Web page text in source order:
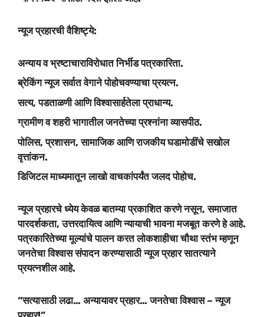
न्यूज प्रहारची वैशिष्ट्ये:
अन्याय व भ्रष्टाचाराविरोधात निर्भीड पत्रकारिता.
ब्रेकिंग न्यूज सर्वात वेगाने पोहोचवण्याचा प्रयत्न.
सत्य, पडताळणी आणि विश्वासार्हतेला प्राधान्य.
ग्रामीण व शहरी भागातील जनतेच्या प्रश्नांना व्यासपीठ.
पोलिस, प्रशासन, सामाजिक आणि राजकीय घडामोडींचे सखोल
वृत्तांकन.
डिजिटल माध्यमातून लाखो वाचकांपर्यंत जलद पोहोच.
न्यूज प्रहारचे ध्येय केवळ बातम्या प्रकाशित करणे नसून, समाजात
पारदर्शकता, उत्तरदायित्व आणि न्यायाची भावना मजबूत करणे हे आहे.
पत्रकारितेच्या मूल्यांचे पालन करत लोकशाहीचा चौथा स्तंभ म्हणून
जनतेचा विश्वास संपादन करण्यासाठी न्यूज प्रहार सातत्याने
प्रयत्नशील आहे.
“सत्यासाठी लढा… अन्यायावर प्रहार… जनतेचा विश्वास – न्यूज